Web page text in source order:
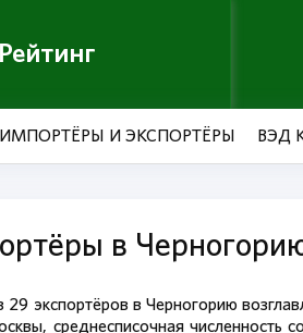
ИМПОРТЁРЫ И ЭКСПОРТЁРЫ ВЭД
в
29 экспортёров в Черногорию
среднесписочная